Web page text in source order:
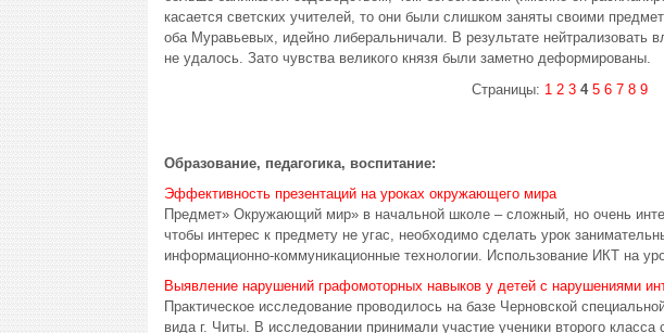
касается светских учителей, то они были слишком заняты своими
оба Муравьевых, идейно либеральничали. В результате нейтрализовать
не удалось. Зато чувства великого князя были заметно деформированы.
Страницы: 1 2 3 4 5 6 7 8 9
Образование, педагогика, воспитание:
Эффективность презентаций на уроках окружающего мира
Предмет» Окружающий мир» в начальной школе – сложный, но очень
чтобы интерес к предмету не угас, необходимо сделать урок
информационно-коммуникационные технологии. Использование ИКТ на
Выявление нарушений графомоторных навыков у детей с нарушениями
Практическое исследование проводилось на базе Черновской
вида г. Читы. В исследовании принимали участие ученики второго